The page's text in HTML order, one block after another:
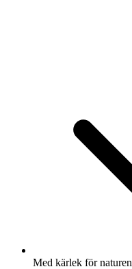
Med kärlek för naturen